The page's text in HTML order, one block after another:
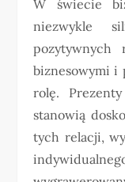
W świecie
niezwykle
pozytywnych
biznesowymi i
rolę.
stanowią
tych relacji,